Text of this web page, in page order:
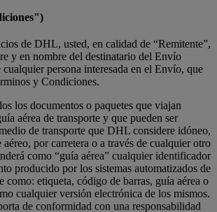
de DHL, usted, en calidad de “Remitente”,
y en nombre del destinatario del Envío
persona interesada en el Envío, que
y Condiciones.
los documentos o paquetes que viajan
aérea de transporte y que pueden ser
de transporte que DHL considere idóneo,
por carretera o a través de cualquier otro
como “guía aérea” cualquier identificador
producido por los sistemas automatizados de
etiqueta, código de barras, guía aérea o
cualquier versión electrónica de los mismos.
de conformidad con una responsabilidad